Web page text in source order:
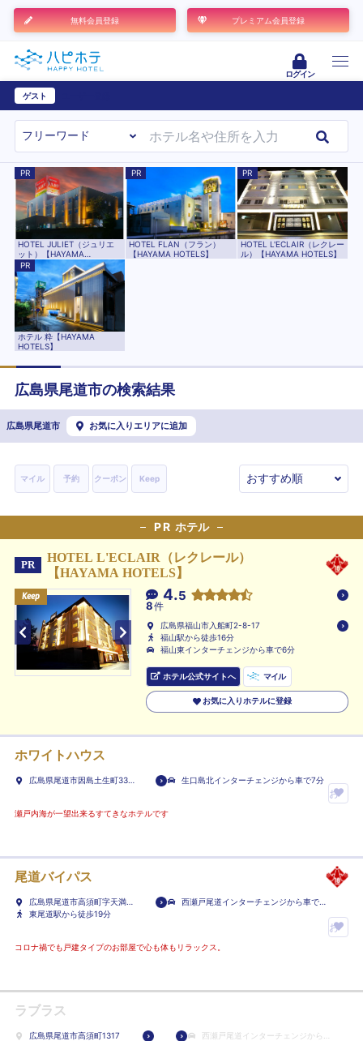
無料会員登録 プレミアム会員登録
ログイン
ゲスト
PR
HOTEL JULIET（ジュリエ
ット）【HAYAMA
HOTELS】
PR
HOTEL FLAN（フラン）
【HAYAMA HOTELS】
PR
HOTEL L'ECLAIR（レクレー
ル）【HAYAMA HOTELS】
PR
ホテル 粋【HAYAMA
HOTELS】
広島県尾道市の検索結果
広島県尾道市 お気に入りエリアに追加
マイル 予約 クーポン Keep
PR ホテル
PR
HOTEL L'ECLAIR（レクレール）
【HAYAMA HOTELS】
Keep Keep 4.5
8件
広島県福山市入船町2-8-17
福山駅から徒歩16分
福山東インターチェンジから車で6分
ホテル公式サイトへ マイル
お気に入りホテルに登録
ホワイトハウス
広島県尾道市因島土生町335-
生口島北インターチェンジから車で7分
お
り
ホ
ル
瀬戸内海が一望出来るすてきなホテルです
尾道バイパス
広島県尾道市高須町字天満原
2453
西瀬戸尾道インターチェンジから車で2
東尾道駅から徒歩19分
お
コロナ禍でも戸建タイプのお部屋で心も体もリラックス。
ラブラス
広島県尾道市高須町1317
西瀬戸尾道インターチェンジから車